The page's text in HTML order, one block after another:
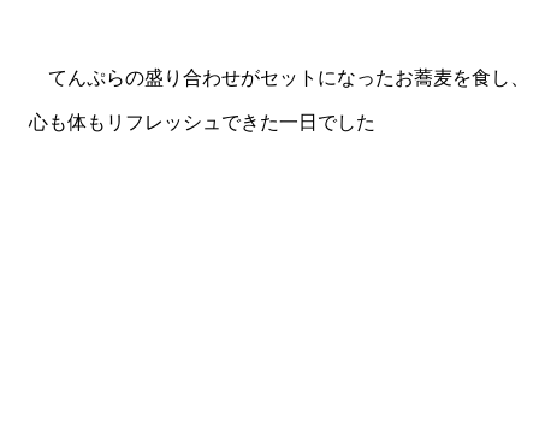
てんぷらの盛り合わせがセットになったお蕎麦を食し、
心も体もリフレッシュできた一日でした